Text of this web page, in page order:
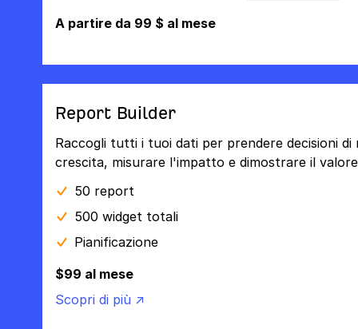
A partire da 99 $ al mese
Report Builder
Raccogli tutti i tuoi dati per prendere decisioni
crescita, misurare l'impatto e dimostrare il
50 report
500 widget totali
Pianificazione
$99 al mese
Scopri di più ↗